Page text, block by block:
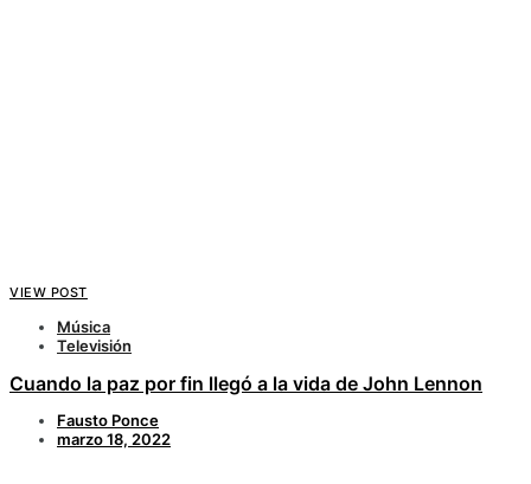
VIEW POST
Música
Televisión
Cuando la paz por fin llegó a la vida de John Lennon
Fausto Ponce
marzo 18, 2022